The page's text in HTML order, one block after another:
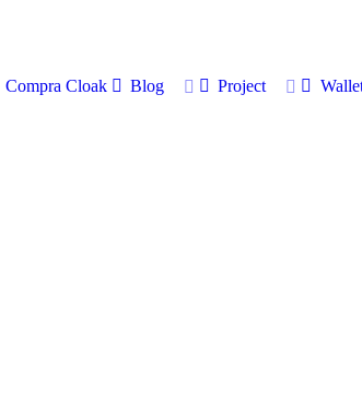
Compra Cloak Blog Project